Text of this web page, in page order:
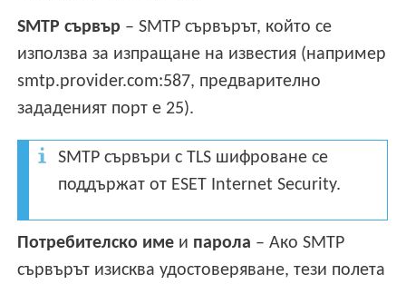
SMTP сървър – SMTP сървърът, който се
използва за изпращане на известия (например
smtp.provider.com:587, предварително
зададеният порт е 25).
SMTP сървъри с TLS шифроване се
поддържат от ESET Internet Security.
Потребителско име и парола – Ако SMTP
сървърът изисква удостоверяване, тези полета